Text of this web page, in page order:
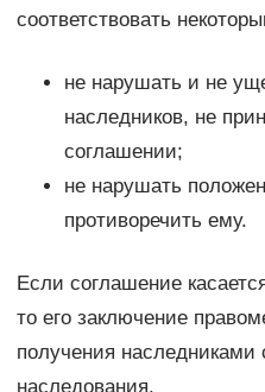
соответствовать
не нарушать и не
наследников, не
соглашении;
не нарушать
противоречить ему.
Если соглашение
то его заключение
получения наследниками
наследования.